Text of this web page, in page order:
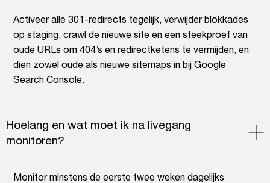
Activeer alle 301-redirects tegelijk, verwijder blokkades
op staging, crawl de nieuwe site en een steekproef van
oude URLs om 404’s en redirectketens te vermijden, en
dien zowel oude als nieuwe sitemaps in bij Google
Search Console.
Hoelang en wat moet ik na livegang
monitoren?
Monitor minstens de eerste twee weken dagelijks